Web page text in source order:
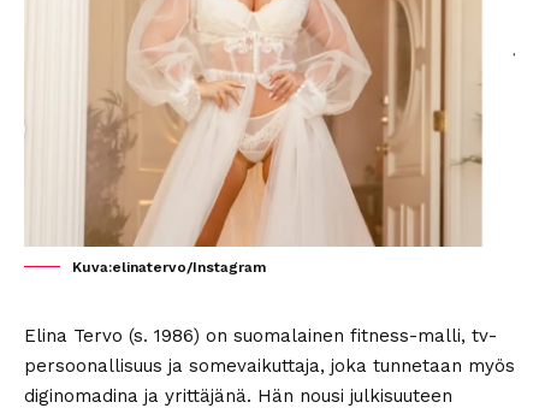
Kuva:elinatervo/Instagram
Elina Tervo (s. 1986) on suomalainen fitness-malli, tv-
persoonallisuus ja somevaikuttaja, joka tunnetaan myös
diginomadina ja yrittäjänä. Hän nousi julkisuuteen